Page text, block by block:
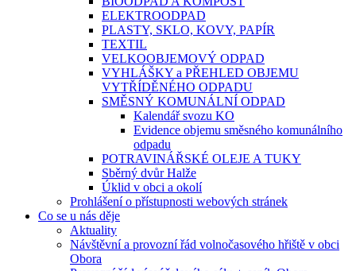
ELEKTROODPAD
PLASTY, SKLO, KOVY, PAPÍR
TEXTIL
VELKOOBJEMOVÝ ODPAD
VYHLÁŠKY a PŘEHLED OBJEMU
VYTŘÍDĚNÉHO ODPADU
SMĚSNÝ KOMUNÁLNÍ ODPAD
Kalendář svozu KO
Evidence objemu směsného komunálního
odpadu
POTRAVINÁŘSKÉ OLEJE A TUKY
Sběrný dvůr Halže
Úklid v obci a okolí
Prohlášení o přístupnosti webových stránek
Co se u nás děje
Aktuality
Návštěvní a provozní řád volnočasového hřiště v obci
Obora